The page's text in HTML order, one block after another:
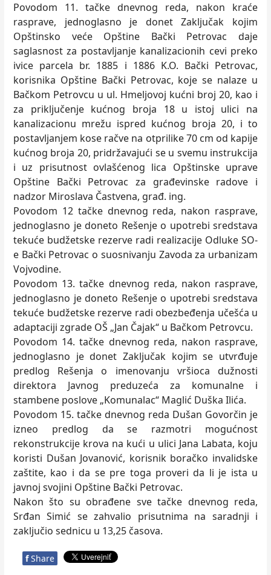
Povodom 11. tačke dnevnog reda, nakon kraće
rasprave, jednoglasno je donet Zaklјučak kojim
Opštinsko veće Opštine Bački Petrovac daje
saglasnost za postavlјanje kanalizacionih cevi preko
ivice parcela br. 1885 i 1886 K.O. Bački Petrovac,
korisnika Opštine Bački Petrovac, koje se nalaze u
Bačkom Petrovcu u ul. Hmelјovoj kućni broj 20, kao i
za priklјučenje kućnog broja 18 u istoj ulici na
kanalizacionu mrežu ispred kućnog broja 20, i to
postavlјanjem kose račve na otprilike 70 cm od kapije
kućnog broja 20, pridržavajući se u svemu instrukcija
i uz prisutnost ovlašćenog lica Opštinske uprave
Opštine Bački Petrovac za građevinske radove i
nadzor Miroslava Častvena, građ. ing.
Povodom 12 tačke dnevnog reda, nakon rasprave,
jednoglasno je doneto Rešenje o upotrebi sredstava
tekuće budžetske rezerve radi realizacije Odluke SO-
e Bački Petrovac o suosnivanju Zavoda za urbanizam
Vojvodine.
Povodom 13. tačke dnevnog reda, nakon rasprave,
jednoglasno je doneto Rešenje o upotrebi sredstava
tekuće budžetske rezerve radi obezbeđenja učešća u
adaptaciji zgrade OŠ „Jan Čajak“ u Bačkom Petrovcu.
Povodom 14. tačke dnevnog reda, nakon rasprave,
jednoglasno je donet Zaklјučak kojim se utvrđuje
predlog Rešenja o imenovanju vršioca dužnosti
direktora Javnog preduzeća za komunalne i
stambene poslove „Komunalac“ Maglić Duška Ilića.
Povodom 15. tačke dnevnog reda Dušan Govorčin je
izneo predlog da se razmotri mogućnost
rekonstrukcije krova na kući u ulici Jana Labata, koju
koristi Dušan Jovanović, korisnik boračko invalidske
zaštite, kao i da se pre toga proveri da li je ista u
javnoj svojini Opštine Bački Petrovac.
Nakon što su obrađene sve tačke dnevnog reda,
Srđan Simić se zahvalio prisutnima na saradnji i
zaklјučio sednicu u 13,25 časova.
f Share